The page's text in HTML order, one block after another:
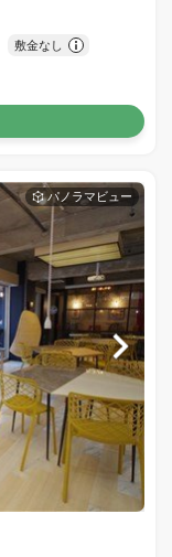
敷金なし